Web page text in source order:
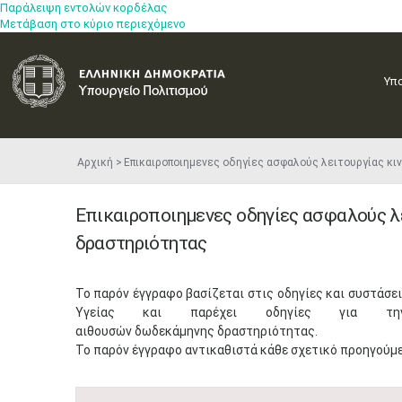
Παράλειψη εντολών κορδέλας
Μετάβαση στο κύριο περιεχόμενο
Αρχική Επικαιροποιημενες οδηγίες ασφαλούς
Επικαιροποιημενες οδηγίες ασφαλούς
δραστηριότητας
​Το παρόν έγγραφο βασίζεται στις οδηγίες και
Υγείας και παρέχει οδηγίες για
αιθουσών δωδεκάμηνης δραστηριότητας.
Το παρόν έγγραφο αντικαθιστά κάθε σχετικό